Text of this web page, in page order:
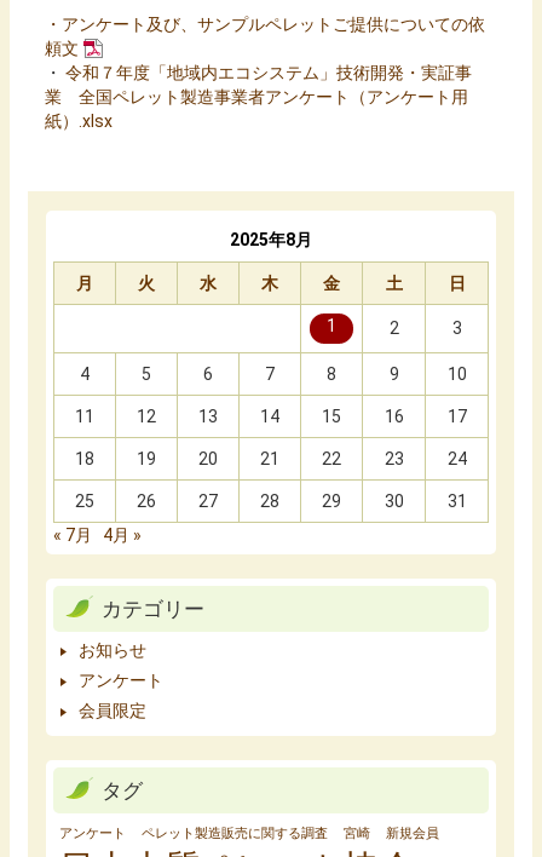
・アンケート及び、サンプルペレットご提供についての依
頼文
・ 令和７年度「地域内エコシステム」技術開発・実証事
業 全国ペレット製造事業者アンケート（アンケート用
紙）.xlsx
2025年8月
月 火 水 木 金 土 日
1 2 3
4 5 6 7 8 9 10
11 12 13 14 15 16 17
18 19 20 21 22 23 24
25 26 27 28 29 30
31
« 7月
4月 »
カテゴリー
お知らせ
アンケート
会員限定
タグ
アンケート ペレット製造販売に関する調査 宮崎 新規会員